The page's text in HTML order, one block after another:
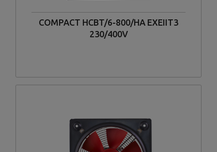
COMPACT HCBT/6-800/HA EXEIIT3
230/400V